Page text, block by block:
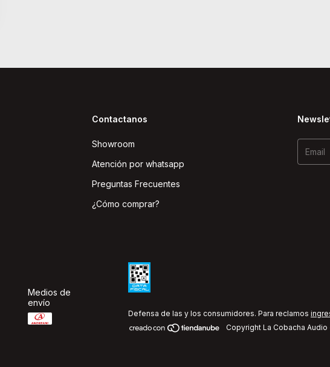
Contactanos
Showroom
Atención por whatsapp
Preguntas Frecuentes
¿Cómo comprar?
Medios de
envío
Defensa de las y los consumidores. Para reclamos
Copyright La Cobacha